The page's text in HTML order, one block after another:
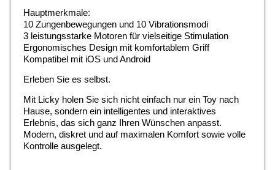
Hauptmerkmale:
10 Zungenbewegungen und 10 Vibrationsmodi
3 leistungsstarke Motoren für vielseitige Stimulation
Ergonomisches Design mit komfortablem Griff
Kompatibel mit iOS und Android
Erleben Sie es selbst.
Mit Licky holen Sie sich nicht einfach nur ein Toy nach
Hause, sondern ein intelligentes und interaktives
Erlebnis, das sich ganz Ihren Wünschen anpasst.
Modern, diskret und auf maximalen Komfort sowie volle
Kontrolle ausgelegt.